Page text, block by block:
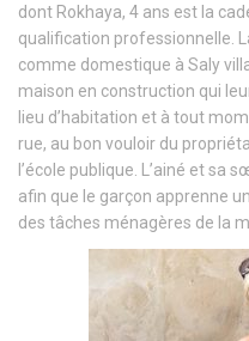
dont Rokhaya, 4 ans est la
qualification professionnelle.
comme domestique à Saly
maison en construction qui
lieu d’habitation et à tout
rue, au bon vouloir du
l’école publique. L’ainé et sa
afin que le garçon apprenne
des tâches ménagères de la